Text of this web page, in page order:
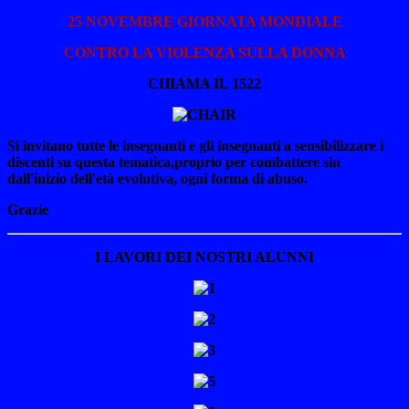
25 NOVEMBRE GIORNATA MONDIALE
CONTRO LA VIOLENZA SULLA DONNA
CHIAMA IL 1522
Si invitano tutte le insegnanti e gli insegnanti a sensibilizzare i
discenti su questa tematica,proprio per combattere sin
dall'inizio dell'età evolutiva, ogni forma di abuso.
Grazie
I LAVORI DEI NOSTRI ALUNNI